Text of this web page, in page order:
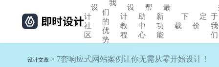
设
计
社
区
我
们
的
优
势
设
计
教
程
帮
助
中
心
最
新
功
能
下
载
定
价
于
我
们
设计文章 > 7套响应式网站案例让你无需从零开始设计！